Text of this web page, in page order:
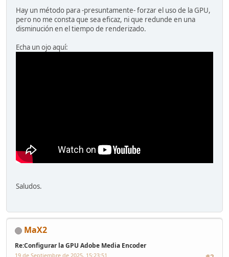
Hay un método para -presuntamente- forzar el uso de la GPU,
pero no me consta que sea eficaz, ni que redunde en una
disminución en el tiempo de renderizado.
Echa un ojo aquí:
Saludos.
MaX2
Re:Configurar la GPU Adobe Media Encoder
19 de Septiembre de 2025, 15:23:51